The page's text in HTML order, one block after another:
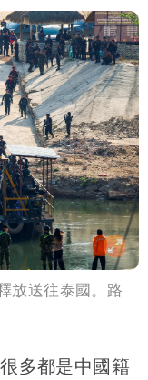
放送往泰國。路
多都是中國籍